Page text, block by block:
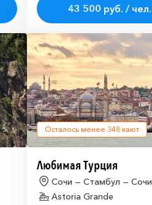
43 500 руб. / чел.
Осталось менее 348 кают
Любимая Турция
Сочи — Стамбул — Сочи
Astoria Grande